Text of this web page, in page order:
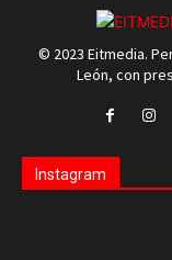
© 2023 Eitmedia.
León, con
Instagram